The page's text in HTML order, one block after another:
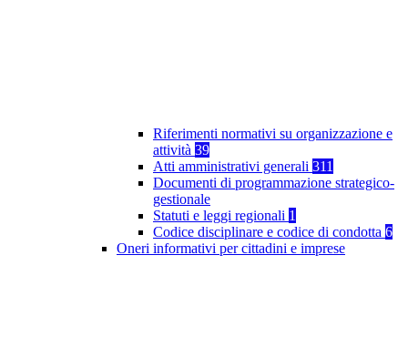
Riferimenti normativi su organizzazione e
attività 39
Atti amministrativi generali 311
Documenti di programmazione strategico-
gestionale
Statuti e leggi regionali 1
Codice disciplinare e codice di condotta 6
Oneri informativi per cittadini e imprese